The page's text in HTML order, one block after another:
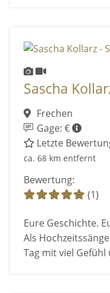
Sascha
Frechen
Gage: €
Letzte
ca. 68 km entfernt
Bewertung:
(1)
Eure Geschichte.
Als
Tag mit viel